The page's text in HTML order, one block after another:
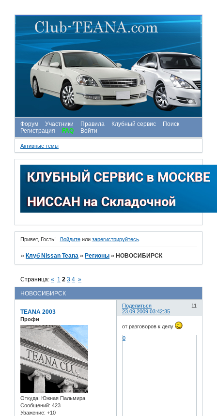
Форум Участники Правила Клубный сервис
Поиск
Регистрация
FAQ Войти
Активные темы
Привет, Гость! Войдитеили зарегистрируйтесь.
» Клуб Nissan Teana » Регионы » НОВОСИБИРСК
НОВОСИБИРСК
Страница:« 1 2 3 4 »
Поделиться
11
23.09.2009 03:42:35
TEANA 2003
Профи
Откуда: Южная Пальмира
Сообщений: 423
Уважение: +10
от разговоров к делу
0